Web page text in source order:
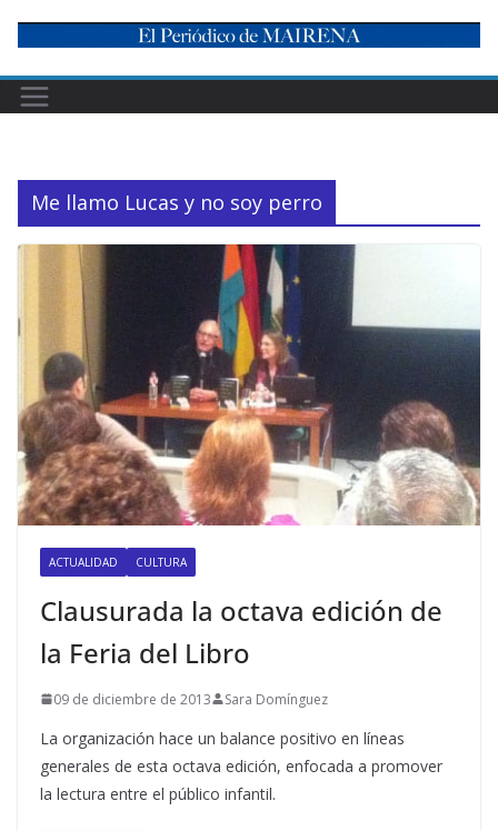
content
Me llamo Lucas y no soy perro
ACTUALIDAD CULTURA
Clausurada la octava edición de
la Feria del Libro
09 de diciembre de 2013 Sara Domínguez
La organización hace un balance positivo en líneas
generales de esta octava edición, enfocada a promover
la lectura entre el público infantil.